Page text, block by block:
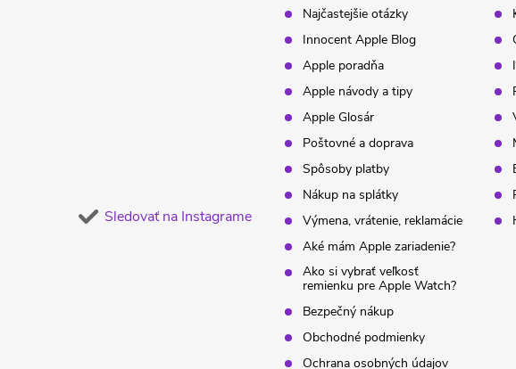
Sledovať na Instagrame
Najčastejšie otázky
Innocent Apple Blog
Apple poradňa
Apple návody a tipy
Apple Glosár
Poštovné a doprava
Spôsoby platby
Nákup na splátky
Výmena, vrátenie, reklamácie
Aké mám Apple zariadenie?
Ako si vybrať veľkosť
remienku pre Apple Watch?
Bezpečný nákup
Obchodné podmienky
Ochrana osobných údajov